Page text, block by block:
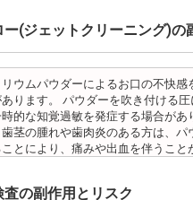
いものが一時的に噛めなくなること
た、ガムや餅など、装置に引っか
れなくなることもあります。
が壊れることがあります。その際
談してください。
人差がありますが、矯正装置にかな
受ける患者さんもいます。
中は、器具を装着するため、食べ
治療できません。）
が長くなる場合があります。
治療では、歯肉が下がる場合（歯
す。特に切歯（せっし：上下前歯
が大きい患者様の場合、発症する
人差により治療期間が数年かかるこ
いものが一時的に噛めなくなります
など、装置に引っかかるものが食
ることができない場合もあります
中、頭痛、首や肩のこり、強い倦
眠など不定愁訴が起こる場合があ
痛剤、吐き気止め等、歯科医師の
る場合があります。
療中と治療後の見た目に個人差が大
治療です。また、歯科医師との見解
えます。歯科医師とよくご相談くだ
力が強すぎると、歯の根が短くな
骨の状態、歯の動きを妨げる癖が
フィール】
学歯学部卒業
学歯学部口腔外科第２講座大学院
博士（口腔外科学）
大学歯学部非常勤講師
福祉法人富士白苑理事
果的です。
科大学新潟生命歯学部卒業
大学医歯学総合病院にて研修
科医院にて勤務
きます。機器は歯石が多い人、広
ている人に使われるのですが、高
を我慢する必要があります。
とは、歯垢が石のように固くなって
の表面、歯茎と歯の隙間などにこび
す。唾液腺開口部の近くにある歯に
具体的には「下の前歯の裏側」や
ん。
ー(ジェットクリーニング)の
ウムパウダーによるお口の不快感
あります。 パウダーを吹き付ける
時的な知覚過敏を発症する場合があ
歯茎の腫れや歯肉炎のある方は、パ
とにより、痛みや出血を伴うこと
い場合があります。
査の副作用とリスク